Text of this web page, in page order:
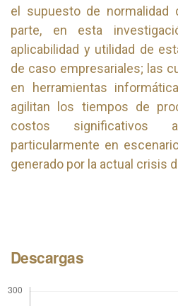
el supuesto de normalidad
parte, en esta
aplicabilidad y utilidad de
de caso empresariales; las
en herramientas
agilitan los tiempos de
costos significativos
particularmente en
generado por la actual crisis
Descargas